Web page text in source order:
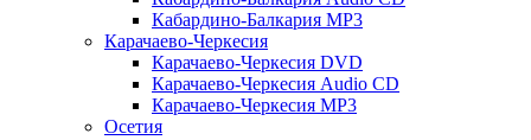
Кабардино-Балкария MP3
Карачаево-Черкесия
Карачаево-Черкесия DVD
Карачаево-Черкесия Audio CD
Карачаево-Черкесия MP3
Осетия